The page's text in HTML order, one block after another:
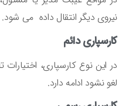
دیگر انتقال داده می شود.
دائم
این نوع کارسپاری، اختیارات تا
نشود ادامه دارد.